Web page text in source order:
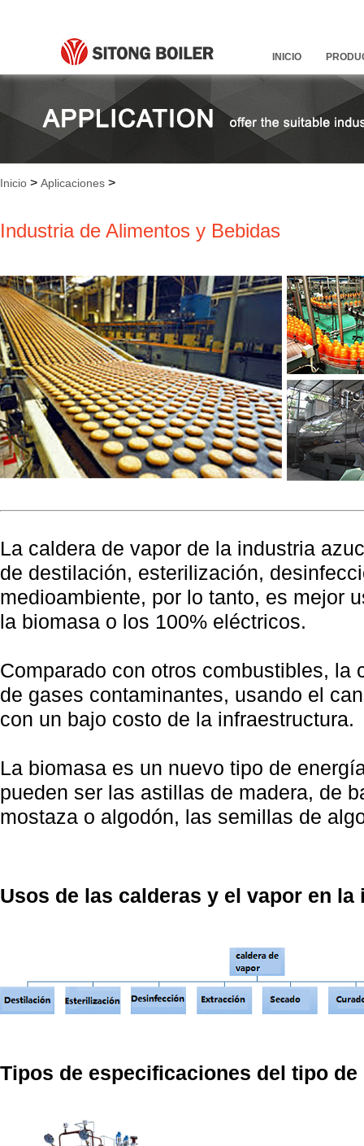
INICIO
Inicio > Aplicaciones >
Industria de Alimentos y Bebidas
La caldera de vapor de la industria
de destilación, esterilización,
medioambiente, por lo tanto, es mejor
la biomasa o los 100% eléctricos.
Comparado con otros combustibles,
de gases contaminantes, usando el
con un bajo costo de la infraestructura.
La biomasa es un nuevo tipo de
pueden ser las astillas de madera, de
mostaza o algodón, las semillas de
Usos de las calderas y el vapor en
Tipos de especificaciones del tipo